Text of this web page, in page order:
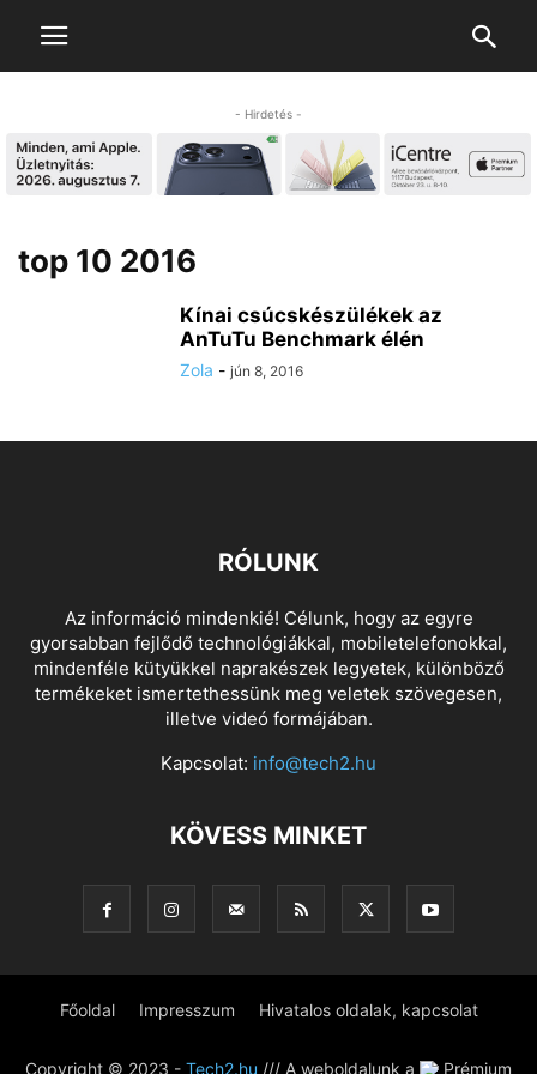
- Hirdetés -
top 10 2016
Kínai csúcskészülékek az
AnTuTu Benchmark élén
Zola - jún 8, 2016
RÓLUNK
Az információ mindenkié! Célunk, hogy az egyre
gyorsabban fejlődő technológiákkal, mobiletelefonokkal,
mindenféle kütyükkel naprakészek legyetek, különböző
termékeket ismertethessünk meg veletek szövegesen,
illetve videó formájában.
Kapcsolat: info@tech2.hu
KÖVESS MINKET
Főoldal Impresszum Hivatalos oldalak, kapcsolat
Copyright © 2023 - Tech2.hu /// A weboldalunk a Prémium